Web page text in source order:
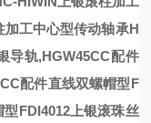
加工中心型传动轴承H
导轨,HGW45CC配件
配件直线双螺帽型F
型FDI4012上银滚珠丝